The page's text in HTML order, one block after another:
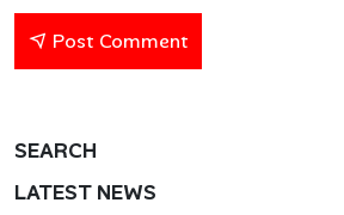
Post Comment
SEARCH
LATEST NEWS